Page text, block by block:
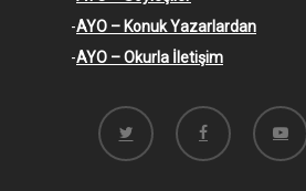
-AYO – Konuk Yazarlardan
-AYO – Okurla İletişim
twitter facebook youtube